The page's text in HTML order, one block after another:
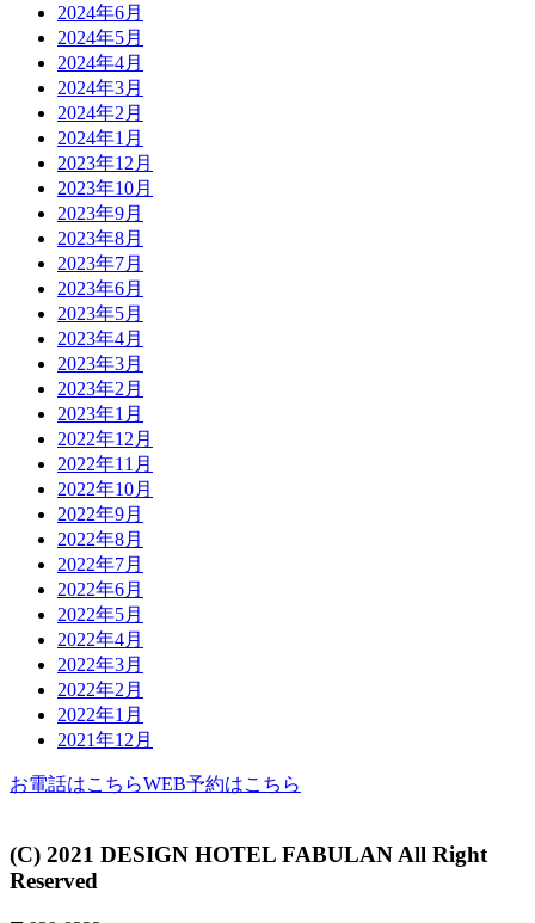
2024年6月
2024年5月
2024年4月
2024年3月
2024年2月
2024年1月
2023年12月
2023年10月
2023年9月
2023年8月
2023年7月
2023年6月
2023年5月
2023年4月
2023年3月
2023年2月
2023年1月
2022年12月
2022年11月
2022年10月
2022年9月
2022年8月
2022年7月
2022年6月
2022年5月
2022年4月
2022年3月
2022年2月
2022年1月
2021年12月
お電話はこちらWEB予約はこちら
(C) 2021 DESIGN HOTEL FABULAN All Right
Reserved